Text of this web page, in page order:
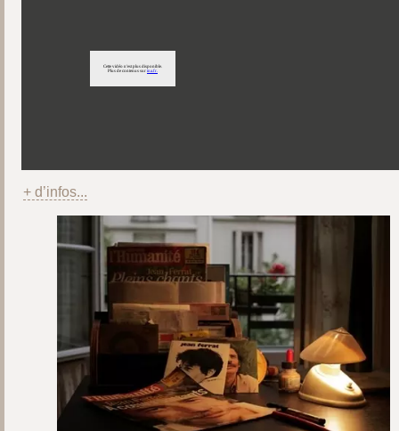
+ d’infos...